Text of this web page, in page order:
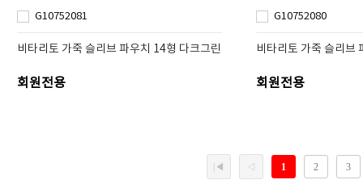
G10752081
비타리토 가죽 슬리브 파우치 14형 다크그린
회원전용
G10752080
비타리토 가죽 슬리브
회원전용